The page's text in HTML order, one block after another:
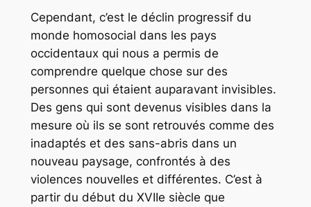
Cependant, c’est le déclin progressif du
monde homosocial dans les pays
occidentaux qui nous a permis de
comprendre quelque chose sur des
personnes qui étaient auparavant invisibles.
Des gens qui sont devenus visibles dans la
mesure où ils se sont retrouvés comme des
inadaptés et des sans-abris dans un
nouveau paysage, confrontés à des
violences nouvelles et différentes. C’est à
partir du début du XVIIe siècle que